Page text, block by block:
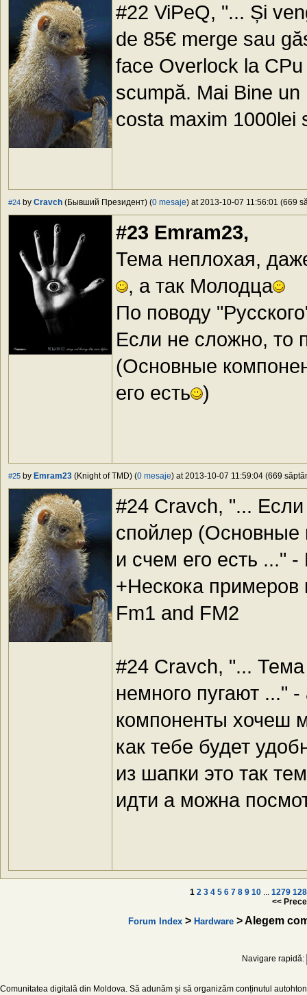
#22 ViPeQ, "... Și
de 85€ merge sau
face Overlock la
scumpă. Mai Bine
costa maxim 1000lei
#24 by Cravch (Бывший Президент) (0 mesaje) at 2013-10-07 11:56:01 (669
#23 Emram23,
Тема неплохая,
, а так Молодца
По поводу
Если не сложно, то
(Основные
его есть )
#25 by Emram23 (Knight of TMD) (0 mesaje) at 2013-10-07 11:59:04 (669
#24 Cravch, "...
спойлер (Основные
и счем его есть ..."
+Нескока примеров
Fm1 and FM2
#24 Cravch, "...
немного пугают ..."
компоненты хочеш
как тебе будет
из шапки это так
идти а можна
1 2 3 4 5 6 7 8 9 10 ... 1279
<<
Forum Index > Hardware > Alegem
Navigare rapidă:
Comunitatea digitală din Moldova. Să adunăm și să organizăm conținutul